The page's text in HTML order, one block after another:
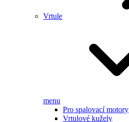
Vrtule
menu
Pro spalovací motory
Vrtulové kužely